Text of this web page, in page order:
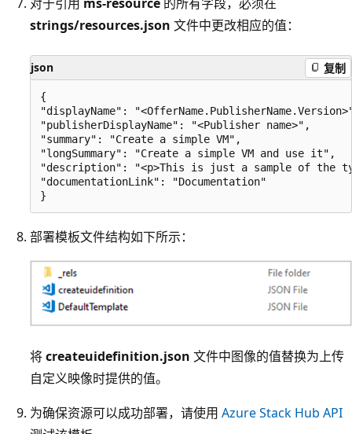
strings/resources.json 文件中更改相应的值：
json 复制
{
"displayName":
"publisherDisplayName": "<Publisher name>",
"summary": "Create a simple VM",
"longSummary": "Create a simple VM and use it",
"description": "<p>This is just a sample of the
"documentationLink": "Documentation"
部署模板文件结构如下所示：
将createuidefinition.json 文件中图像的值替换为上传
自定义映像时提供的值。
为确保资源可以成功部署，请使用 Azure Stack Hub API